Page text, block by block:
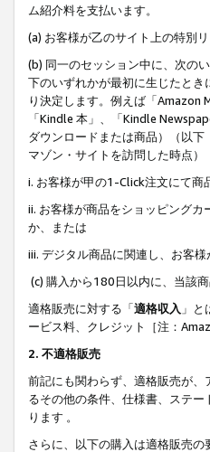
ム紹介料を支払います。
(a) お客様が乙のサイト上の特別
(b) 同一のセッション中に、次の
下のいずれかが最初に生じたと
り決定します。例えば「Amazon
「Kindle 本」、「Kindle
ダウンロードまたは商品）（以下
マゾン・サイトを訪問した時点）
i. お客様が甲の1-Click注文にて商
ii. お客様が商品をショッピング
か、または
iii. デジタル商品に関連し、お客
(c) 購入から180日以内に、当該
適格販売に対する「適格収入 」
ービス料、クレジット［注：
2. 不適格販売
前記にも関わらず、適格販売が
るその他の条件、仕様書、ステ
ります 。
さらに、以下の購入は適格販売